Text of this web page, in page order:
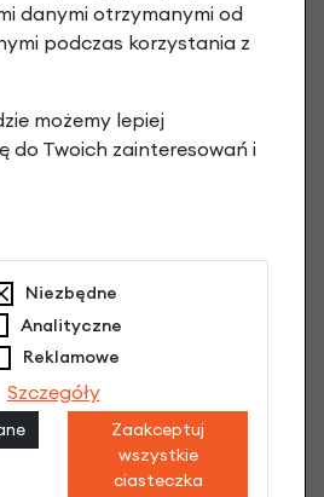
danymi otrzymanymi od
podczas korzystania z
możemy lepiej
do Twoich zainteresowań i
Niezbędne
Analityczne
Reklamowe
Szczegóły
Zaakceptuj
wszystkie
ciasteczka